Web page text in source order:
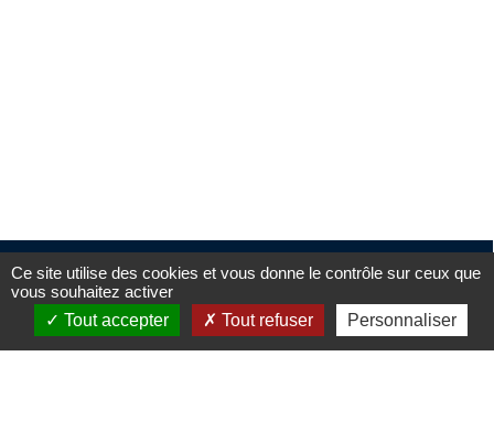
Ce site utilise des cookies et vous donne le contrôle sur ceux que
vous souhaitez activer
Tout accepter
Tout refuser Personnaliser